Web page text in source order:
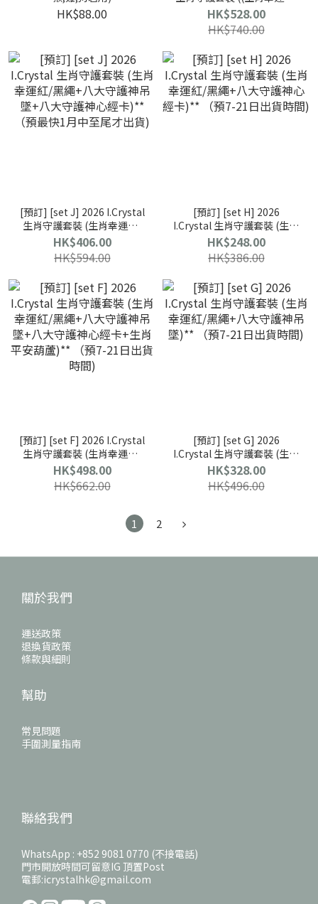
HK$88.00
黑繩+八大守護神吊墜+八大
守護神心經卡+生肖平安葫蘆
+紅色達摩)** （預7-21日出
貨時間)
HK$528.00
HK$740.00
[預訂] [set J] 2026 I.Crystal
生肖守護套裝 (生肖幸運紅/
黑繩+八大守護神吊墜+八大
守護神心經卡)** （預最快1
月中至尾才出貨)
HK$406.00
HK$594.00
[預訂] [set H] 2026
I.Crystal 生肖守護套裝 (生肖
幸運紅/黑繩+八大守護神心
經卡)** （預7-21日出貨時
間)
HK$248.00
HK$386.00
[預訂] [set F] 2026 I.Crystal
生肖守護套裝 (生肖幸運紅/
黑繩+八大守護神吊墜+八大
守護神心經卡+生肖平安葫
蘆)** （預7-21日出貨時間)
HK$498.00
HK$662.00
[預訂] [set G] 2026
I.Crystal 生肖守護套裝 (生肖
幸運紅/黑繩+八大守護神吊
墜)** （預7-21日出貨時間)
HK$328.00
HK$496.00
1 2
關於我們
運送政策
退換貨政策
條款與細則
幫助
常見問題
手圍測量指南
聯絡我們
WhatsApp : +852 9081 0770 (不接電話)
門市開放時間可留意IG 頂置Post
電郵:icrystalhk@gmail.com